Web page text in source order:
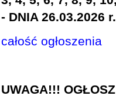
- DNIA 26.03.2026 r.
całość ogłoszenia
UWAGA!!!